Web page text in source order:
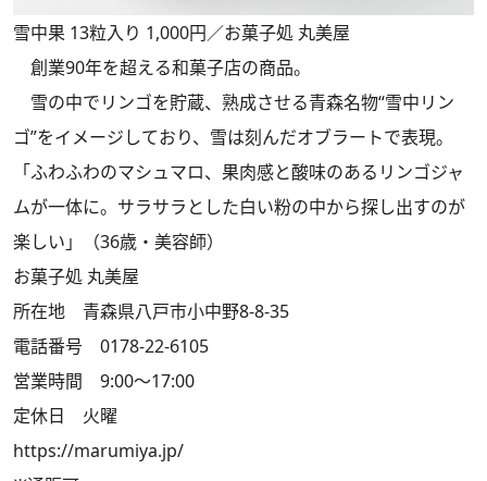
雪中果 13粒入り 1,000円／お菓子処 丸美屋
創業90年を超える和菓子店の商品。
雪の中でリンゴを貯蔵、熟成させる青森名物“雪中リン
ゴ”をイメージしており、雪は刻んだオブラートで表現。
「ふわふわのマシュマロ、果肉感と酸味のあるリンゴジャ
ムが一体に。サラサラとした白い粉の中から探し出すのが
楽しい」（36歳・美容師）
お菓子処 丸美屋
所在地 青森県八戸市小中野8-8-35
電話番号 0178-22-6105
営業時間 9:00～17:00
定休日 火曜
https://marumiya.jp/